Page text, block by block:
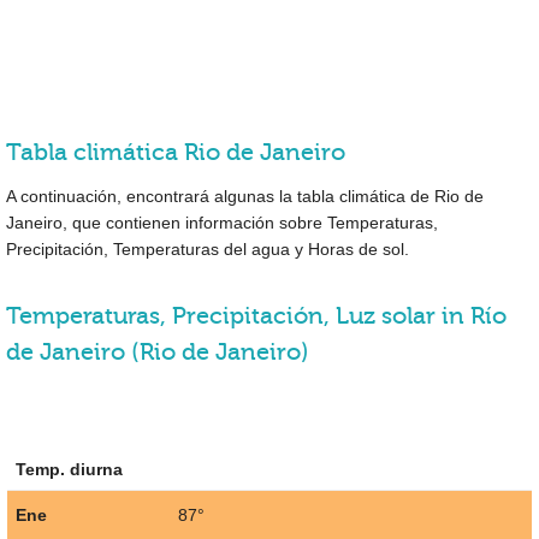
Tabla climática Rio de Janeiro
A continuación, encontrará algunas la tabla climática de Rio de
Janeiro, que contienen información sobre Temperaturas,
Precipitación, Temperaturas del agua y Horas de sol.
Temperaturas, Precipitación, Luz solar in Río
de Janeiro (Rio de Janeiro)
Temp. diurna
Ene 87°